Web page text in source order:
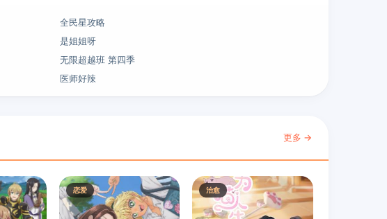
全民星攻略
是姐姐呀
无限超越班 第四季
医师好辣
更多 →
恋爱 治愈